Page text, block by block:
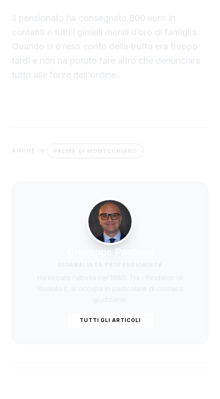
Il pensionato ha consegnato 800 euro in
contanti e tutti i gioielli monili d’oro di famiglia.
Quando si è reso conto della truffa era troppo
tardi e non ha potuto fare altro che denunciare
tutto alle forze dell'ordine.
ANCHE IN PALMA DI MONTECHIARO
Giuseppe Pantano
TUTTI GLI ARTICOLI